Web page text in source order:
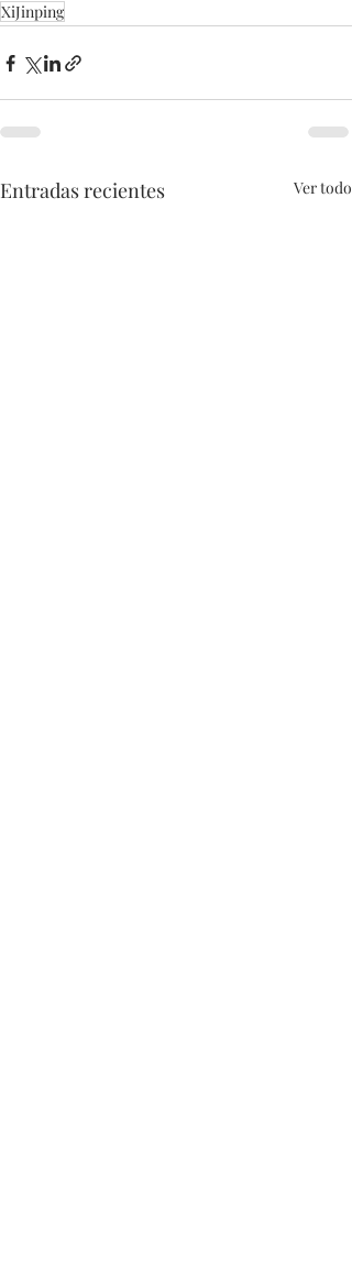
XiJinping
Entradas recientes Ver todo